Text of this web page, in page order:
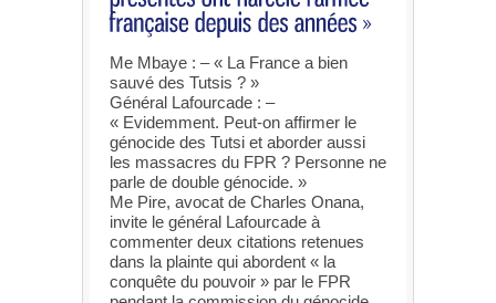
Me Mbaye : – « La France a bien
sauvé des Tutsis ? »
Général Lafourcade : –
« Evidemment. Peut-on affirmer le
génocide des Tutsi et aborder aussi
les massacres du FPR ? Personne ne
parle de double génocide. »
Me Pire, avocat de Charles Onana,
invite le général Lafourcade à
commenter deux citations retenues
dans la plainte qui abordent « la
conquête du pouvoir » par le FPR